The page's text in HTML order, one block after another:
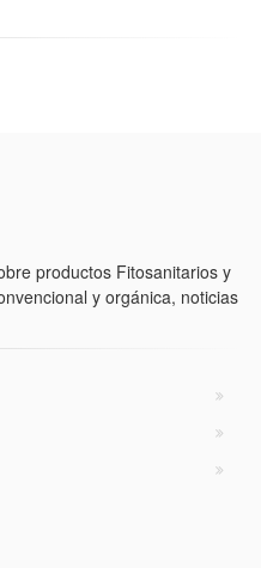
productos Fitosanitarios y
y orgánica, noticias